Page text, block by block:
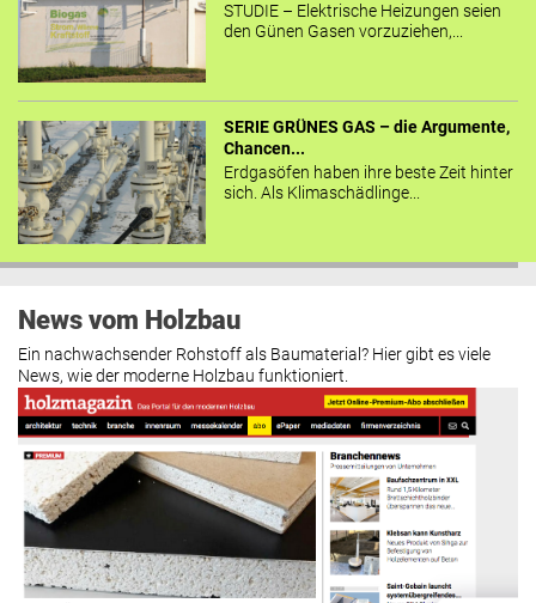
STUDIE – Elektrische Heizungen seien
den Günen Gasen vorzuziehen,...
SERIE GRÜNES GAS – die Argumente,
Chancen...
Erdgasöfen haben ihre beste Zeit hinter
sich. Als Klimaschädlinge...
News vom Holzbau
Ein nachwachsender Rohstoff als Baumaterial? Hier gibt es viele
News, wie der moderne Holzbau funktioniert.